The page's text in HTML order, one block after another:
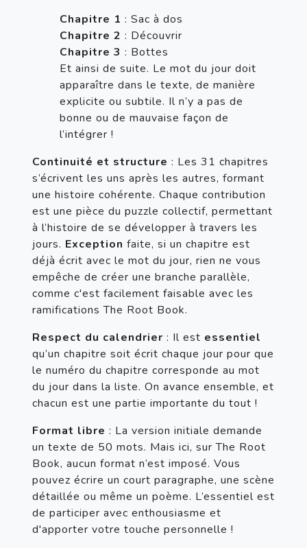
Chapitre 1 : Sac à dos
Chapitre 2 : Découvrir
Chapitre 3 : Bottes
Et ainsi de suite. Le mot du jour doit
apparaître dans le texte, de manière
explicite ou subtile. Il n’y a pas de
bonne ou de mauvaise façon de
l’intégrer !
Continuité et structure : Les 31 chapitres
s’écrivent les uns après les autres, formant
une histoire cohérente. Chaque contribution
est une pièce du puzzle collectif, permettant
à l’histoire de se développer à travers les
jours. Exception faite, si un chapitre est
déjà écrit avec le mot du jour, rien ne vous
empêche de créer une branche parallèle,
comme c'est facilement faisable avec les
ramifications The Root Book.
Respect du calendrier : Il est essentiel
qu’un chapitre soit écrit chaque jour pour que
le numéro du chapitre corresponde au mot
du jour dans la liste. On avance ensemble, et
chacun est une partie importante du tout !
Format libre : La version initiale demande
un texte de 50 mots. Mais ici, sur The Root
Book, aucun format n’est imposé. Vous
pouvez écrire un court paragraphe, une scène
détaillée ou même un poème. L’essentiel est
de participer avec enthousiasme et
d'apporter votre touche personnelle !